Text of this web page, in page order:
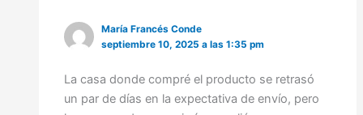
María Francés Conde
septiembre 10, 2025 a las 1:35 pm
La casa donde compré el producto se retrasó
un par de días en la expectativa de envío, pero